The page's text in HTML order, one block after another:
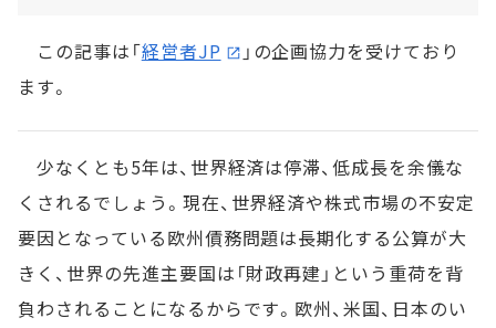
この記事は「経営者JP
」の企画協力を受けており
ます。
少なくとも5年は、世界経済は停滞、低成長を余儀な
くされるでしょう。現在、世界経済や株式市場の不安定
要因となっている欧州債務問題は長期化する公算が大
きく、世界の先進主要国は「財政再建」という重荷を背
負わされることになるからです。欧州、米国、日本のい